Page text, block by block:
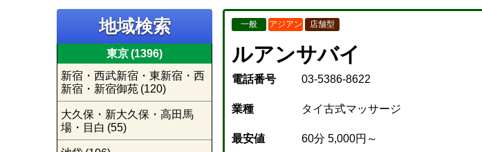
地域検索
東京(1396)
新宿・西武新宿・東新宿・西
新宿・新宿御苑 (120)
大久保・新大久保・高田馬
場・目白 (55)
一般 アジアン 店舗型
ルアンサバイ
電話番号 03-5386-8622
業種 タイ古式マッサージ
最安値 60分 5,000円～